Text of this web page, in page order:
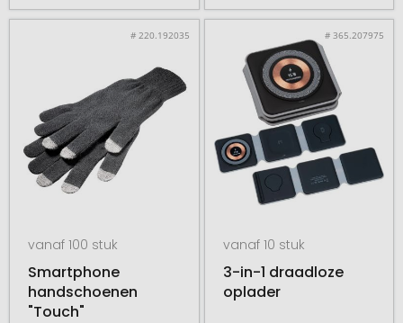
# 220.192035
vanaf 100 stuk
Smartphone
handschoenen
"Touch"
# 365.207975
vanaf 10 stuk
3-in-1 draadloze
oplader